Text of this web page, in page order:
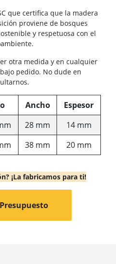
que certifica que la madera
proviene de bosques
y respetuosa con el
otra medida y en cualquier
pedido. No dude en
Ancho
Espesor
28 mm
14 mm
38 mm 20 mm
¡La fabricamos para ti!